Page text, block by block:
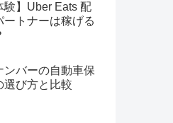
験】Uber Eats 配
ートナーは稼げる
ンバーの自動車保
選び方と比較